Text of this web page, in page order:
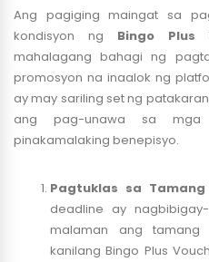
Ang pagiging maingat sa
kondisyon ng Bingo Plus
mahalagang bahagi ng
promosyon na inaalok ng
ay may sariling set ng
ang pag-unawa sa
pinakamalaking benepisyo.
Pagtuklas sa
deadline ay
malaman ang
kanilang Bingo Plus